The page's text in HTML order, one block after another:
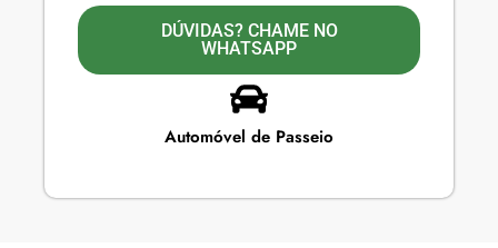
DÚVIDAS? CHAME NO
WHATSAPP
Automóvel de Passeio